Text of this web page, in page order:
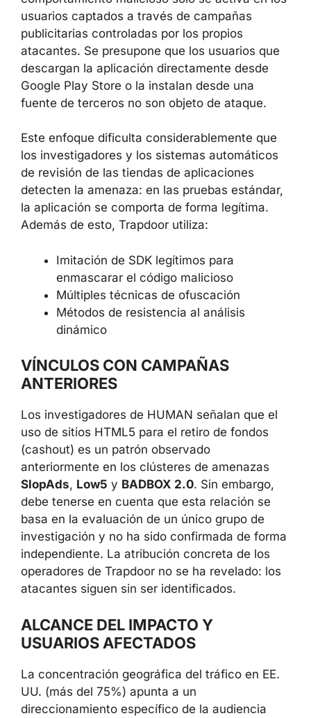
usuarios captados a través de campañas
publicitarias controladas por los propios
atacantes. Se presupone que los usuarios que
descargan la aplicación directamente desde
Google Play Store o la instalan desde una
fuente de terceros no son objeto de ataque.
Este enfoque dificulta considerablemente que
los investigadores y los sistemas automáticos
de revisión de las tiendas de aplicaciones
detecten la amenaza: en las pruebas estándar,
la aplicación se comporta de forma legítima.
Además de esto, Trapdoor utiliza:
Imitación de SDK legítimos para
enmascarar el código malicioso
Múltiples técnicas de ofuscación
Métodos de resistencia al análisis
dinámico
VÍNCULOS CON CAMPAÑAS
ANTERIORES
Los investigadores de HUMAN señalan que el
uso de sitios HTML5 para el retiro de fondos
(cashout) es un patrón observado
anteriormente en los clústeres de amenazas
SlopAds, Low5 y BADBOX 2.0. Sin embargo,
debe tenerse en cuenta que esta relación se
basa en la evaluación de un único grupo de
investigación y no ha sido confirmada de forma
independiente. La atribución concreta de los
operadores de Trapdoor no se ha revelado: los
atacantes siguen sin ser identificados.
ALCANCE DEL IMPACTO Y
USUARIOS AFECTADOS
La concentración geográfica del tráfico en EE.
UU. (más del 75%) apunta a un
direccionamiento específico de la audiencia